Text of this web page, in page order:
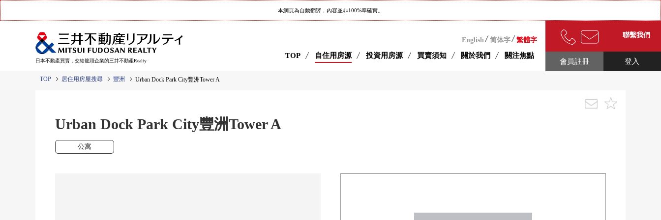
本網頁為自動翻譯，內容並非100%準確實。
日本不動產買賣，交給龍頭企業的三井不動產Realty
English 简体字 繁體字
TOP 自住用房源 投資用房源 買賣須知 關於我們 關注焦點
聯繫我們
登入
會員註冊
TOP 居住用房屋搜尋 豐洲 Urban Dock Park City豐洲Tower A
Urban Dock Park City豐洲Tower A
公寓